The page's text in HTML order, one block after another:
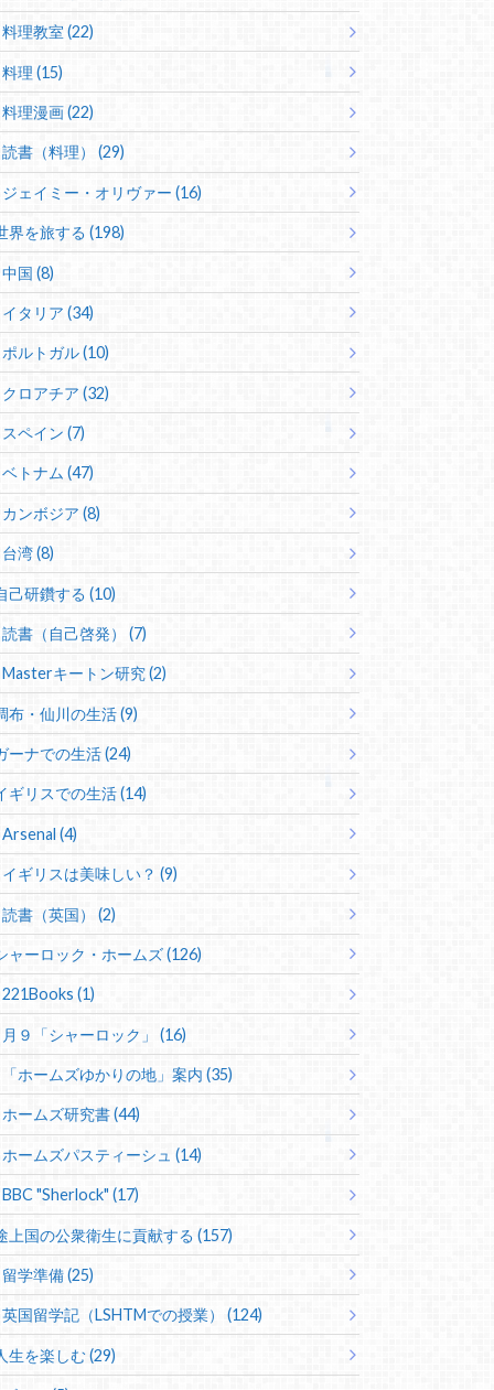
料理教室 (22)
料理 (15)
料理漫画 (22)
読書（料理） (29)
ジェイミー・オリヴァー (16)
界を旅する (198)
中国 (8)
イタリア (34)
ポルトガル (10)
クロアチア (32)
スペイン (7)
ベトナム (47)
カンボジア (8)
台湾 (8)
己研鑽する (10)
読書（自己啓発） (7)
Masterキートン研究 (2)
布・仙川の生活 (9)
ーナでの生活 (24)
ギリスでの生活 (14)
Arsenal (4)
イギリスは美味しい？ (9)
読書（英国） (2)
ャーロック・ホームズ (126)
221Books (1)
月９「シャーロック」 (16)
「ホームズゆかりの地」案内 (35)
ホームズ研究書 (44)
ホームズパスティーシュ (14)
BBC "Sherlock" (17)
上国の公衆衛生に貢献する (157)
留学準備 (25)
英国留学記（LSHTMでの授業） (124)
生を楽しむ (29)